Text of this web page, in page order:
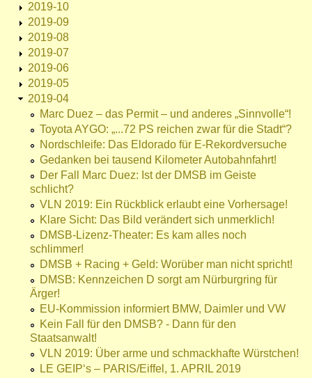
2019-10
2019-09
2019-08
2019-07
2019-06
2019-05
2019-04
Marc Duez – das Permit – und anderes „Sinnvolle“!
Toyota AYGO: „...72 PS reichen zwar für die Stadt“?
Nordschleife: Das Eldorado für E-Rekordversuche
Gedanken bei tausend Kilometer Autobahnfahrt!
Der Fall Marc Duez: Ist der DMSB im Geiste
schlicht?
VLN 2019: Ein Rückblick erlaubt eine Vorhersage!
Klare Sicht: Das Bild verändert sich unmerklich!
DMSB-Lizenz-Theater: Es kam alles noch
schlimmer!
DMSB + Racing + Geld: Worüber man nicht spricht!
DMSB: Kennzeichen D sorgt am Nürburgring für
Ärger!
EU-Kommission informiert BMW, Daimler und VW
Kein Fall für den DMSB? - Dann für den
Staatsanwalt!
VLN 2019: Über arme und schmackhafte Würstchen!
LE GEIP‘s – PARIS/Eiffel, 1. APRIL 2019